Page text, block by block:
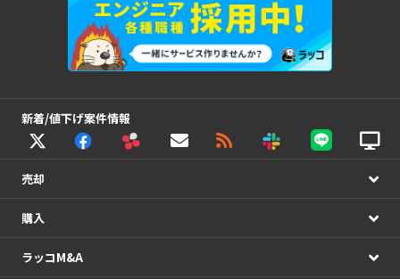
新着/値下げ案件情報
売却
購入
ラッコM&A